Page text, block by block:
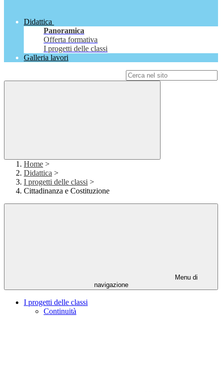
Didattica
Panoramica
Offerta formativa
I progetti delle classi
Galleria lavori
Home >
Didattica >
I progetti delle classi >
Cittadinanza e Costituzione
Menu di
navigazione
I progetti delle classi
Continuità